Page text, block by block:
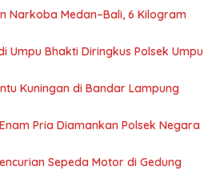
Narkoba Medan–Bali, 6 Kilogram
Umpu Bhakti Diringkus Polsek Umpu
Kuningan di Bandar Lampung
Pria Diamankan Polsek Negara
Sepeda Motor di Gedung